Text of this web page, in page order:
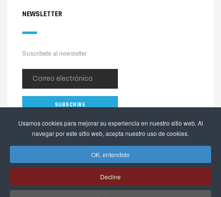
Usamos cookies para mejorar su experiencia en nuestro sitio web. Al
navegar por este sitio web, acepta nuestro uso de cookies.
OK, entendido
Decline
NEWSLETTER
Suscríbete al newsletter
Copyright © 2026 The Alpinia Shop. Todos los derechos reservados.